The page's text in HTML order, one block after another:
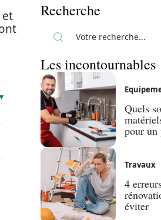
et
Recherche
Les incontournables
Quels
pour un
Travaux
4
éviter